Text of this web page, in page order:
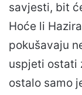
savjesti, bit
Hoće li
pokušavaju
uspjeti ostati
ostalo samo